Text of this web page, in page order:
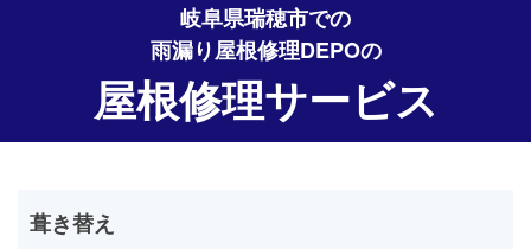
岐阜県瑞穂市での
雨漏り屋根修理DEPOの
屋根修理サービス
葺き替え